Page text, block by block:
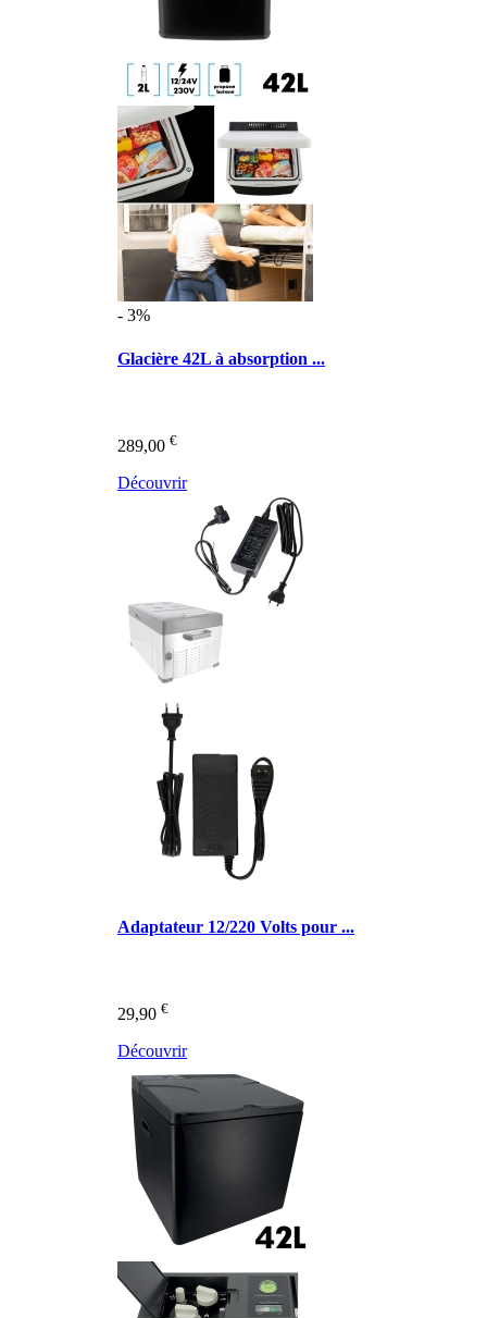
- 3%
Glacière 42L à absorption ...
289,00 €
Découvrir
Adaptateur 12/220 Volts pour ...
29,90 €
Découvrir